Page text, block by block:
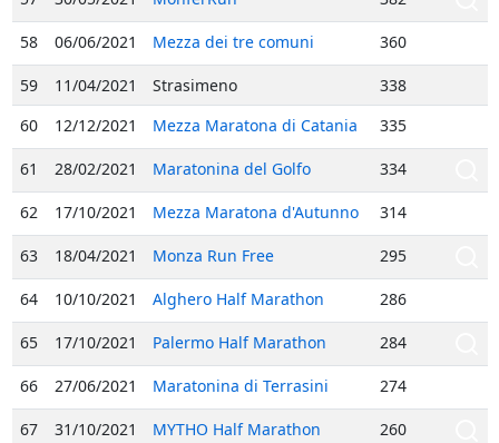
58 06/06/2021 Mezza dei tre comuni 360
59 11/04/2021 Strasimeno
338
60
12/12/2021 Mezza Maratona di Catania 335
61 28/02/2021 Maratonina del Golfo 334
62 17/10/2021 Mezza Maratona d'Autunno 314
63 18/04/2021 Monza Run Free 295
64 10/10/2021 Alghero Half Marathon 286
65 17/10/2021 Palermo Half Marathon 284
66 27/06/2021 Maratonina di Terrasini 274
67 31/10/2021 MYTHO Half Marathon 260